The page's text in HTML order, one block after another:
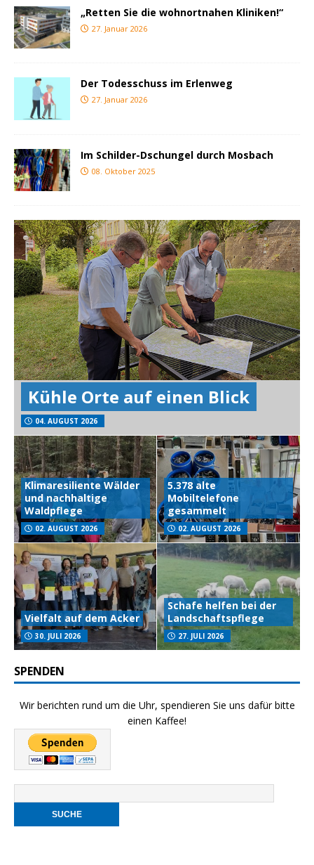
„Retten Sie die wohnortnahen Kliniken!“
27. Januar 2026
Der Todesschuss im Erlenweg
27. Januar 2026
Im Schilder-Dschungel durch Mosbach
08. Oktober 2025
Kühle Orte auf einen Blick
04. AUGUST 2026
Klimaresiliente Wälder
und nachhaltige
Waldpflege
02. AUGUST 2026
5.378 alte
Mobiltelefone
gesammelt
02. AUGUST 2026
Vielfalt auf dem Acker
30. JULI 2026
Schafe helfen bei der
Landschaftspflege
27. JULI 2026
SPENDEN
Wir berichten rund um die Uhr, spendieren Sie uns dafür bitte
einen Kaffee!